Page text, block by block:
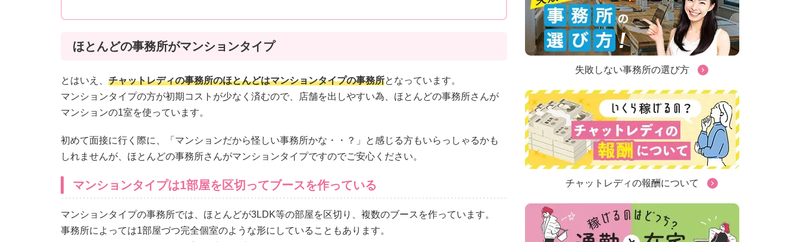
ほとんどの事務所がマンションタイプ
とはいえ、 チャットレディの事務所のほとんどはマンションタイプの事務所となっています。
マンションタイプの方が初期コストが少なく済むので、店舗を出しやすい為、ほとんどの事務所さんが
マンションの1室を使っています。
初めて面接に行く際に、「マンションだから怪しい事務所かな・・？」と感じる方もいらっしゃるかも
しれませんが、ほとんどの事務所さんがマンションタイプですのでご安心ください。
マンションタイプは1部屋を区切ってブースを作っている
マンションタイプの事務所では、ほとんどが3LDK等の部屋を区切り、複数のブースを作っています。
事務所によっては1部屋づつ完全個室のような形にしていることもあります。
失敗しない事務所の選び方
チャットレディの報酬について